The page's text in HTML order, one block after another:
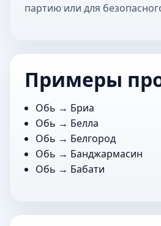
партию или для
Примеры
Обь → Бриа
Обь → Белла
Обь → Белгород
Обь → Банджармасин
Обь → Бабати